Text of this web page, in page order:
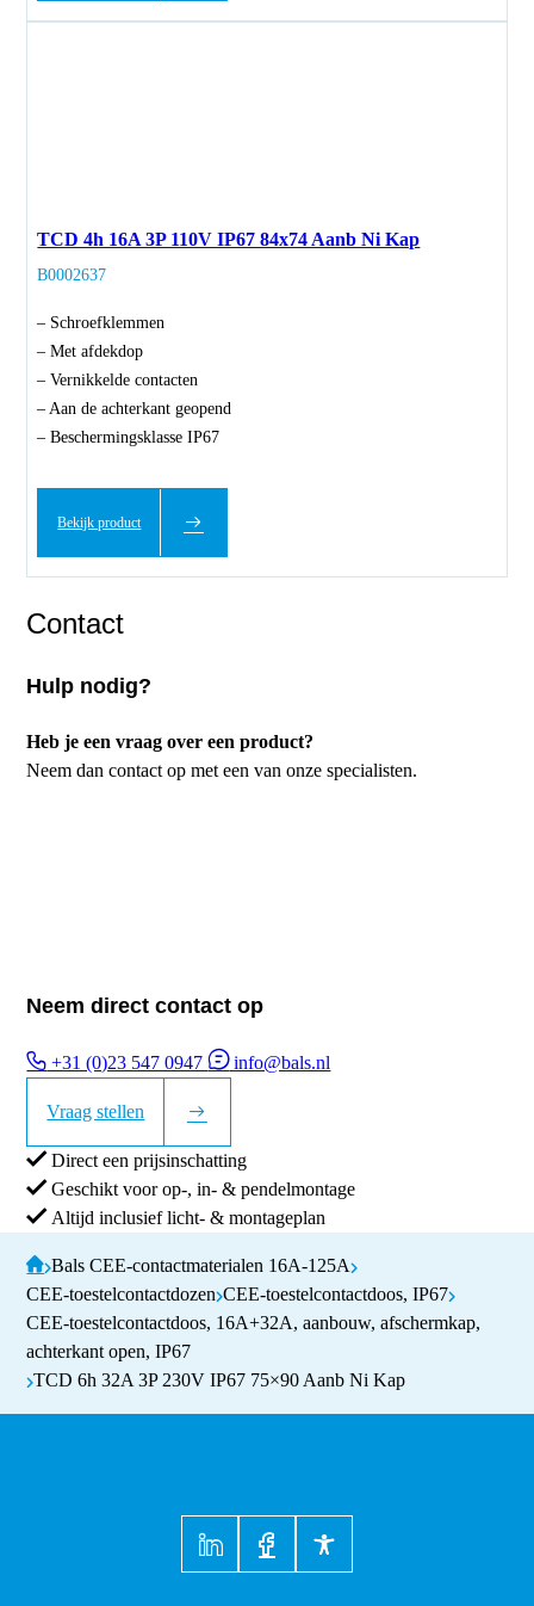
TCD 4h 16A 3P 110V IP67 84x74 Aanb Ni Kap
B0002637
– Schroefklemmen
– Met afdekdop
– Vernikkelde contacten
– Aan de achterkant geopend
– Beschermingsklasse IP67
Bekijk product
Contact
Hulp nodig?
Heb je een vraag over een product?
Neem dan contact op met een van onze specialisten.
Neem direct contact op
+31 (0)23 547 0947 info@bals.nl
Vraag stellen
Direct een prijsinschatting
Geschikt voor op-, in- & pendelmontage
Altijd inclusief licht- & montageplan
Bals CEE-contactmaterialen 16A-125A
CEE-toestelcontactdozen CEE-toestelcontactdoos, IP67
CEE-toestelcontactdoos, 16A+32A, aanbouw, afschermkap,
achterkant open, IP67
TCD 6h 32A 3P 230V IP67 75×90 Aanb Ni Kap